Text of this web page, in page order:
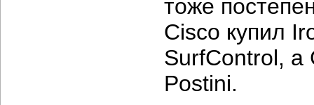
тоже
Cisco купил
SurfControl, а
Postini.